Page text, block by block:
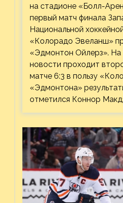
на стадионе «Болл-
первый матч финала
Национальной
«Колорадо Эвеланш»
«Эдмонтон Ойлерз». На
новости проходит
матче 6:3 в пользу
«Эдмонтона»
отметился Коннор